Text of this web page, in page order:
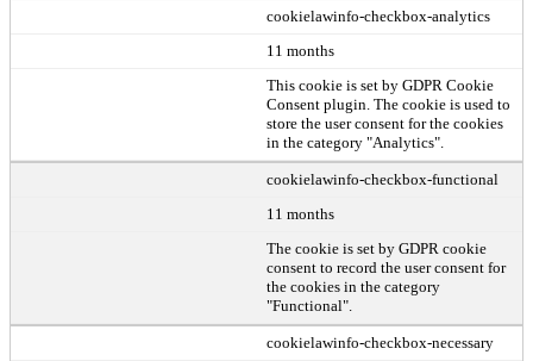
cookielawinfo-checkbox-analytics
11 months
This cookie is set by GDPR Cookie
Consent plugin. The cookie is used to
store the user consent for the cookies
in the category "Analytics".
cookielawinfo-checkbox-functional
11 months
The cookie is set by GDPR cookie
consent to record the user consent for
the cookies in the category
"Functional".
cookielawinfo-checkbox-necessary